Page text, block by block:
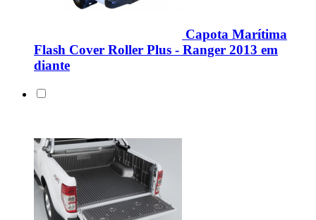
Capota Marítima
Flash Cover Roller Plus - Ranger 2013 em
diante